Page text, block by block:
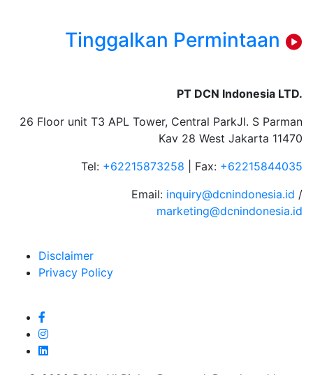
Tinggalkan Permintaan
PT DCN Indonesia LTD.
26 Floor unit T3 APL Tower, Central ParkJl. S Parman
Kav 28 West Jakarta 11470
Tel: +62215873258 | Fax: +62215844035
Email: inquiry@dcnindonesia.id /
marketing@dcnindonesia.id
Disclaimer
Privacy Policy